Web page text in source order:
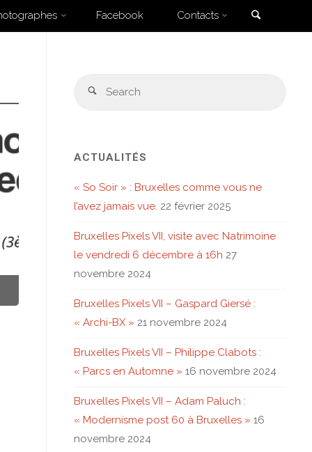
Facebook Contacts
VII"
Search
ACTUALITÉS
« So Soir » : Bruxelles comme vous ne
l’avez jamais vue. 22 février 2025
Bruxelles Pixels VII, visite avec Natrimoine
le vendredi 6 décembre à 16h 27
novembre 2024
Bruxelles Pixels VII – Gaspard Giersé :
« Archi-BX » 21 novembre 2024
Bruxelles Pixels VII – Philippe Clabots :
« Parcs en Automne » 16 novembre 2024
Bruxelles Pixels VII – Adam Paluch :
« Modernisme post 60 à Bruxelles » 16
novembre 2024